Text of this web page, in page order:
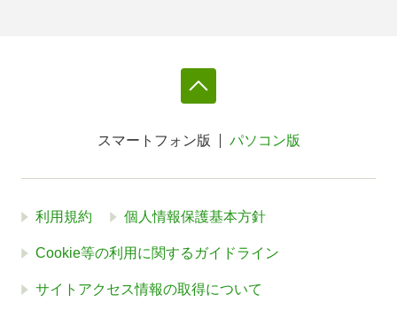
スマートフォン版 パソコン版
利用規約 個人情報保護基本方針
Cookie等の利用に関するガイドライン
サイトアクセス情報の取得について